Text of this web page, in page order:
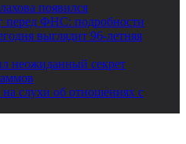
появился
перед ФНС: подробности
выглядит 96-летняя
неожиданный секрет
слухи об отношениях с